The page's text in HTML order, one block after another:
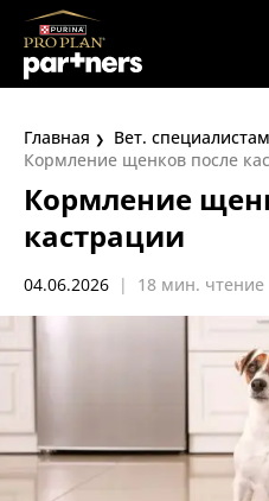
Главная Вет. специалистам
Кормление щенков после
Кормление
кастрации
04.06.2026 | 18 мин. чтение